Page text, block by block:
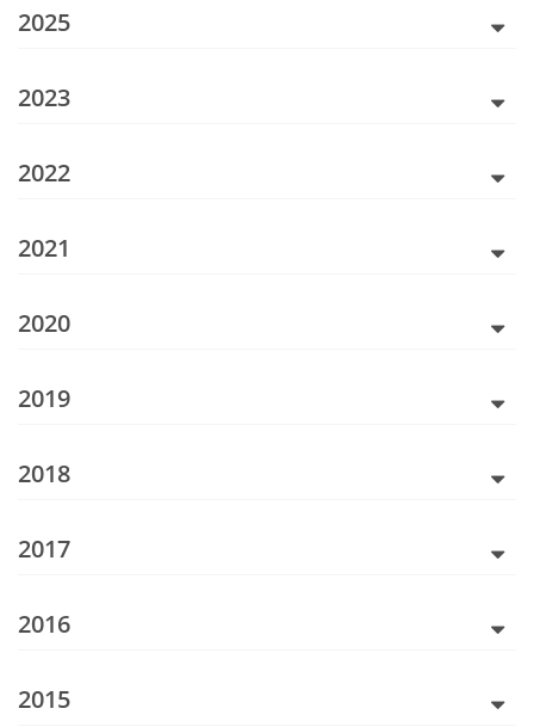
2025
2023
2022
2021
2020
2019
2018
2017
2016
2015